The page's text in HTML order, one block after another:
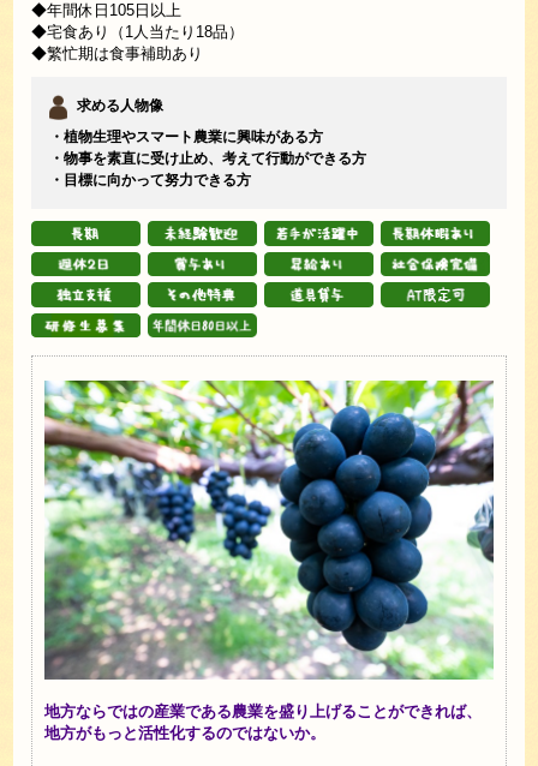
◆年間休日105日以上
◆宅食あり（1人当たり18品）
◆繁忙期は食事補助あり
求める人物像
・植物生理やスマート農業に興味がある方
・物事を素直に受け止め、考えて行動ができる方
・目標に向かって努力できる方
地方ならではの産業である農業を盛り上げることができれば、
地方がもっと活性化するのではないか。